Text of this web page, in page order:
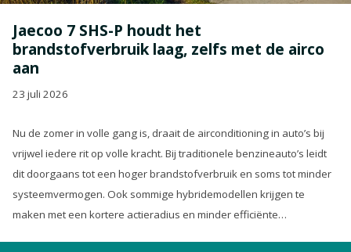
Jaecoo 7 SHS-P houdt het
brandstofverbruik laag, zelfs met de airco
aan
23 juli 2026
Nu de zomer in volle gang is, draait de airconditioning in auto’s bij
vrijwel iedere rit op volle kracht. Bij traditionele benzineauto’s leidt
dit doorgaans tot een hoger brandstofverbruik en soms tot minder
systeemvermogen. Ook sommige hybridemodellen krijgen te
maken met een kortere actieradius en minder efficiënte